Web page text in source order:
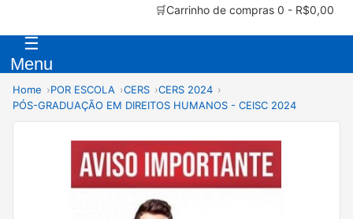
🛒Carrinho de compras 0 - R$0,00
☰
Menu
Home POR ESCOLA CERS
CERS 2024
PÓS-GRADUAÇÃO EM DIREITOS HUMANOS - CEISC 2024